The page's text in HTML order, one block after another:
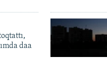
daa